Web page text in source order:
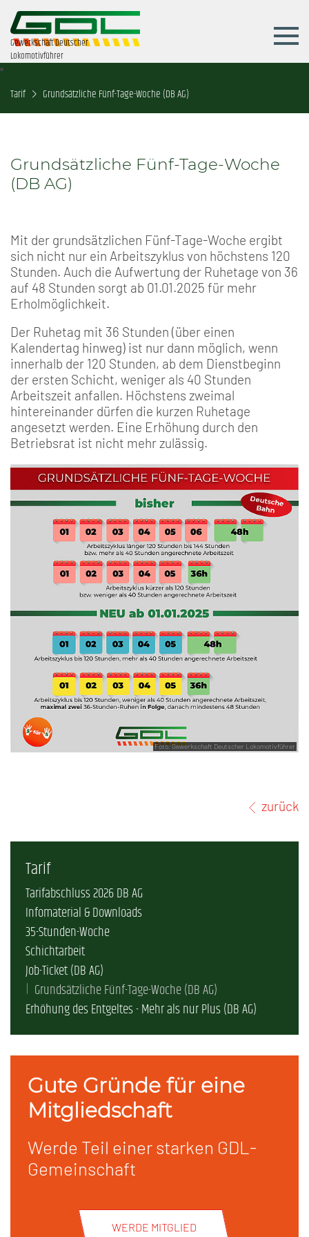
Gewerkschaft Deutscher
Lokomotivführer
Tarif Grundsätzliche Fünf-Tage-Woche (DB AG)
Grundsätzliche Fünf-Tage-Woche
(DB AG)
Mit der grundsätzlichen Fünf-Tage-Woche ergibt
sich nicht nur ein Arbeitszyklus von höchstens 120
Stunden. Auch die Aufwertung der Ruhetage von 36
auf 48 Stunden sorgt ab 01.01.2025 für mehr
Erholmöglichkeit.
Der Ruhetag mit 36 Stunden (über einen
Kalendertag hinweg) ist nur dann möglich, wenn
innerhalb der 120 Stunden, ab dem Dienstbeginn
der ersten Schicht, weniger als 40 Stunden
Arbeitszeit anfallen. Höchstens zweimal
hintereinander dürfen die kurzen Ruhetage
angesetzt werden. Eine Erhöhung durch den
Betriebsrat ist nicht mehr zulässig.
Foto: Gewerkschaft Deutscher Lokomotivführer
zurück
Tarif
Tarifabschluss 2026 DB AG
Infomaterial & Downloads
35-Stunden-Woche
Schichtarbeit
Job-Ticket (DB AG)
Grundsätzliche Fünf-Tage-Woche (DB AG)
Erhöhung des Entgeltes - Mehr als nur Plus (DB AG)
Gute Gründe für eine
Mitgliedschaft
Werde Teil einer starken GDL-
Gemeinschaft
WERDE MITGLIED